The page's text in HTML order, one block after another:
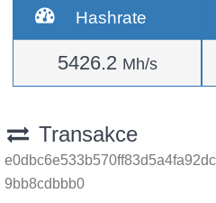
Hashrate
5426.2 Mh/s
Transakce
9bb8cdbbb0